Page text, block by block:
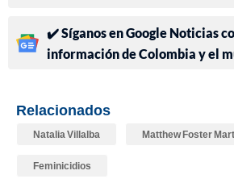
✔️ Síganos en Google Noticias
información de Colombia y el
Relacionados
Natalia Villalba Matthew Foster
Feminicidios